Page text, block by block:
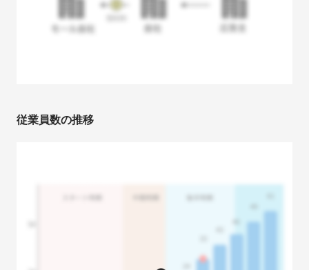
従業員数の推移